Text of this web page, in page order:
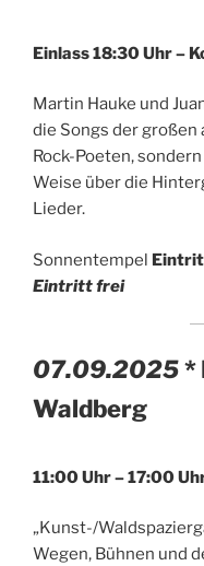
Einlass18:30 Uhr –
Martin Hauke und
die Songs der
Rock-Poeten,
Weise über die
Lieder.
Sonnentempel
Eintritt frei
07.09.2025*
Waldberg
11:00 Uhr – 17:00
„Kunst-/
Wegen, Bühnen und